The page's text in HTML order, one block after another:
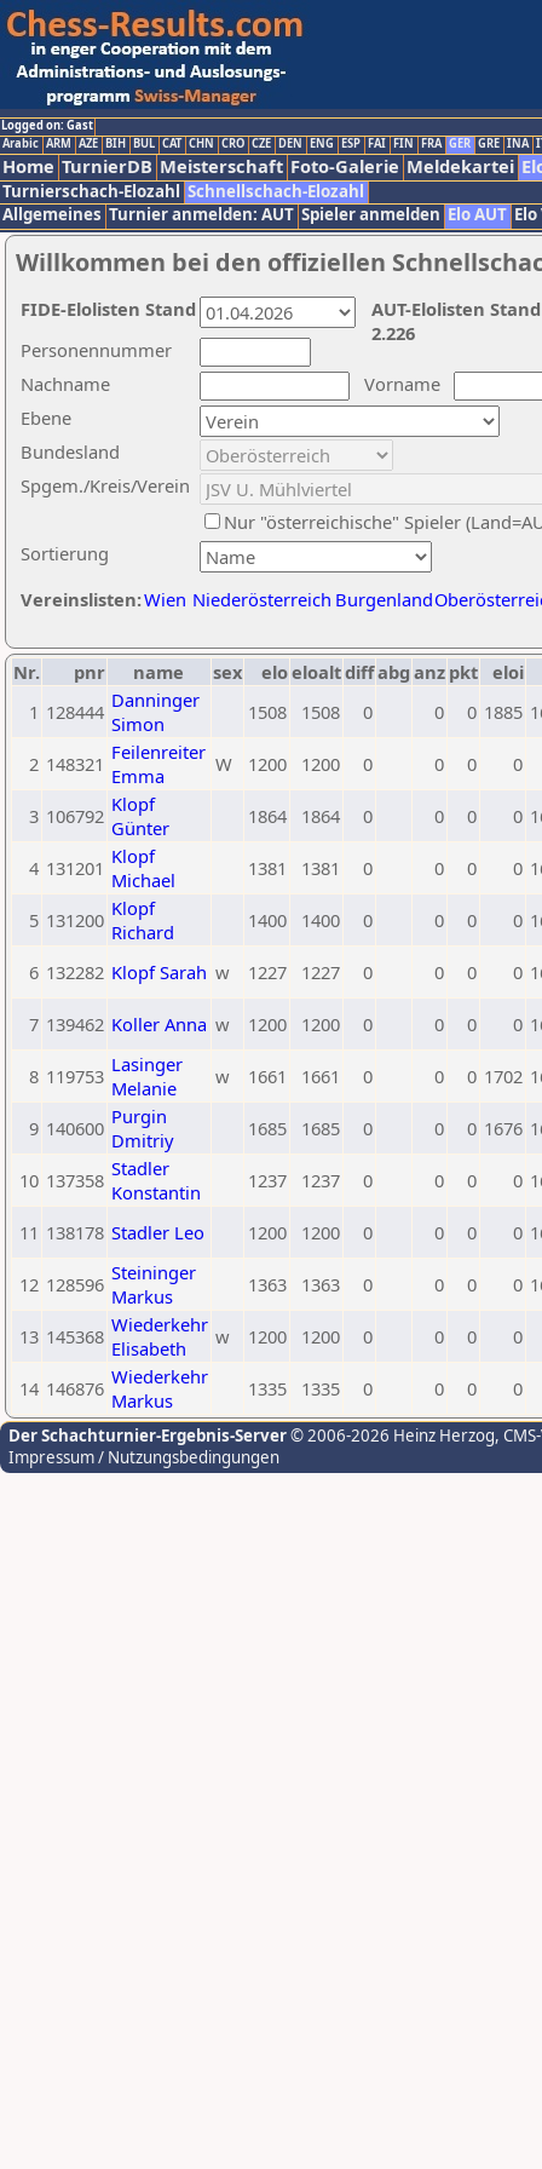
Logged on: Gast
Arabic ARM AZE BIH BUL CAT CHN CRO CZE DEN ENG ESP FAI FIN FRA GER GRE INA
Home TurnierDB Meisterschaft Foto-Galerie Meldekartei
Turnierschach-Elozahl Schnellschach-Elozahl
Allgemeines Turnier anmelden: AUT Spieler anmelden Elo AUT
Willkommen bei den offiziellen
Nachname
Vorname
Ebene
Sortierung
Personennummer
Bundesland
Spgem./Kreis/Verein
Nur "österreichische" Spieler
Vereinslisten:Wien Niederösterreich Burgenland
AUT-Elolisten
2.226
FIDE-Elolisten Stand
Nr. pnr name sex eloeloaltdiffabg anz pkt eloi
1 128444 Danninger
Simon
1508 1508 0 0 0 1885
2 148321 Feilenreiter
Emma
W 1200 1200 0 0 0 0
3 106792 Klopf
Günter
1864 1864 0 0 0 0
4 131201 Klopf
Michael
1381 1381 0 0 0 0
5 131200 Klopf
Richard
1400 1400 0 0 0 0
6 132282 Klopf Sarah w 1227 1227 0 0 0 0
7 139462 Koller Anna w 1200 1200 0 0 0 0
8 119753 Lasinger
Melanie
w 1661 1661 0 0 0 1702
9 140600 Purgin
Dmitriy
1685 1685 0 0 0 1676
10 137358 Stadler
Konstantin
1237 1237 0 0 0 0
11 138178 Stadler Leo 1200 1200 0 0 0 0
12 128596 Steininger
Markus
1363 1363 0 0 0 0
13 145368 Wiederkehr
Elisabeth
w 1200 1200 0 0 0 0
14 146876 Wiederkehr
Markus
1335 1335 0 0 0 0
Der Schachturnier-Ergebnis-Server© 2006-2026 Heinz Herzog,
Impressum / Nutzungsbedingungen